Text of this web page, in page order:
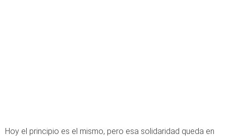
Hoy el principio es el mismo, pero esa solidaridad queda en